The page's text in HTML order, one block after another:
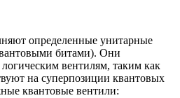
определенные унитарные
битами). Они
вентилям, таким как
на суперпозиции квантовых
квантовые вентили: